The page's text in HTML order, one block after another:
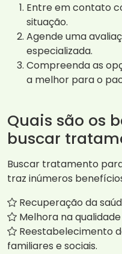
Entre em contato
situação.
Agende uma
especializada.
Compreenda as
a melhor para o
Quais são os
buscar
Buscar tratamento
traz inúmeros
Recuperação da
Melhora na
Reestabelecimento
familiares e sociais.